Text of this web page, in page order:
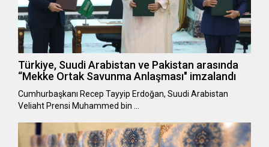
Türkiye, Suudi Arabistan ve Pakistan arasında
“Mekke Ortak Savunma Anlaşması" imzalandı
Cumhurbaşkanı Recep Tayyip Erdoğan, Suudi Arabistan
Veliaht Prensi Muhammed bin …